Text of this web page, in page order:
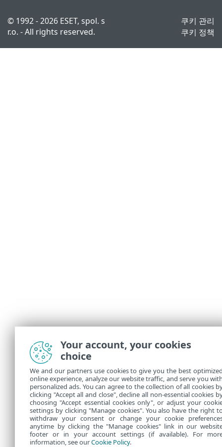
© 1992 - 2026 ESET, spol. s
r.o. - All rights reserved.
쿠키 관리
쿠키 정책
Your account, your cookies
choice
We and our partners use cookies to give you the best
online experience, analyze our website traffic, and serve you
personalized ads. You can agree to the collection of all cookies
clicking "Accept all and close", decline all non-essential cookies
choosing "Accept essential cookies only", or adjust your
settings by clicking "Manage cookies". You also have the right
withdraw your consent or change your cookie
anytime by clicking the "Manage cookies" link in our
footer or in your account settings (if available). For
information, see ourCookie Policy.